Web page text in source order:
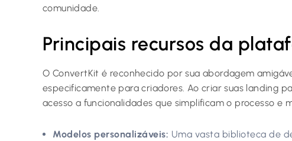
comunidade.
Principais recursos da
O ConvertKit é reconhecido por sua abordagem
especificamente para criadores. Ao criar suas landing
acesso a funcionalidades que simplificam o processo e
Modelos personalizáveis: Uma vasta biblioteca de